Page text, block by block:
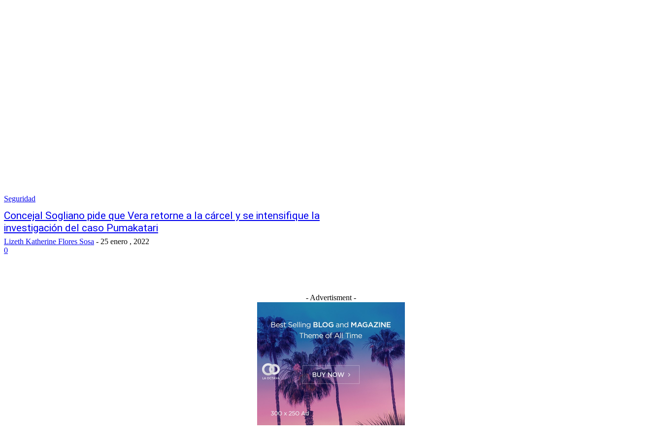
Seguridad
Concejal Sogliano pide que Vera retorne a la cárcel y se intensifique la
investigación del caso Pumakatari
Lizeth Katherine Flores Sosa - 25 enero , 2022
0
- Advertisment -